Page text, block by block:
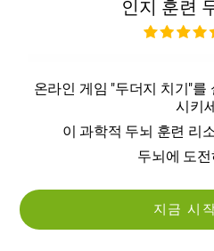
인지 훈련
온라인 게임 "두더지 치기"
시키
이 과학적 두뇌 훈련 리
두뇌에 도
지금 시